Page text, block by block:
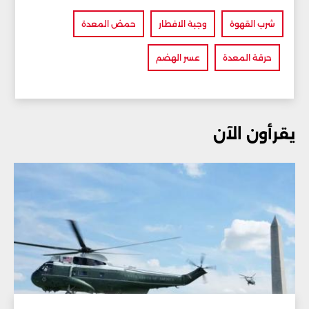
شرب القهوة وجبة الافطار حمض المعدة
حرقة المعدة عسر الهضم
يقرأون الآن